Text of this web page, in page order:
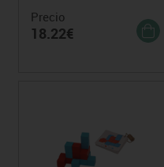
Precio
18.22€